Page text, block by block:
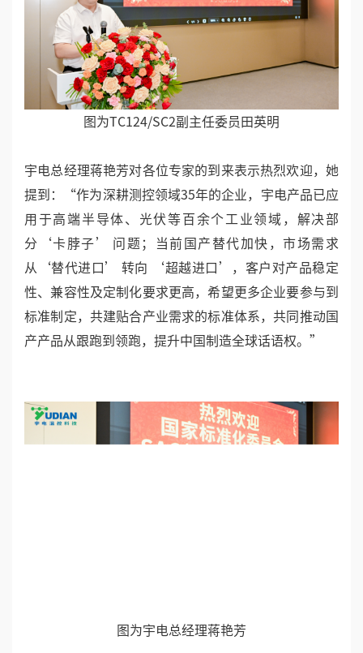
图为TC124/SC2副主任委员田英明
宇电总经理蒋艳芳对各位专家的到来表示热烈欢迎，她
提到：“作为深耕测控领域35年的企业，宇电产品已应
用于高端半导体、光伏等百余个工业领域，解决部
分‘卡脖子’ 问题；当前国产替代加快，市场需求
从‘替代进口’ 转向 ‘超越进口’，客户对产品稳定
性、兼容性及定制化要求更高，希望更多企业要参与到
标准制定，共建贴合产业需求的标准体系，共同推动国
产产品从跟跑到领跑，提升中国制造全球话语权。”
图为宇电总经理蒋艳芳